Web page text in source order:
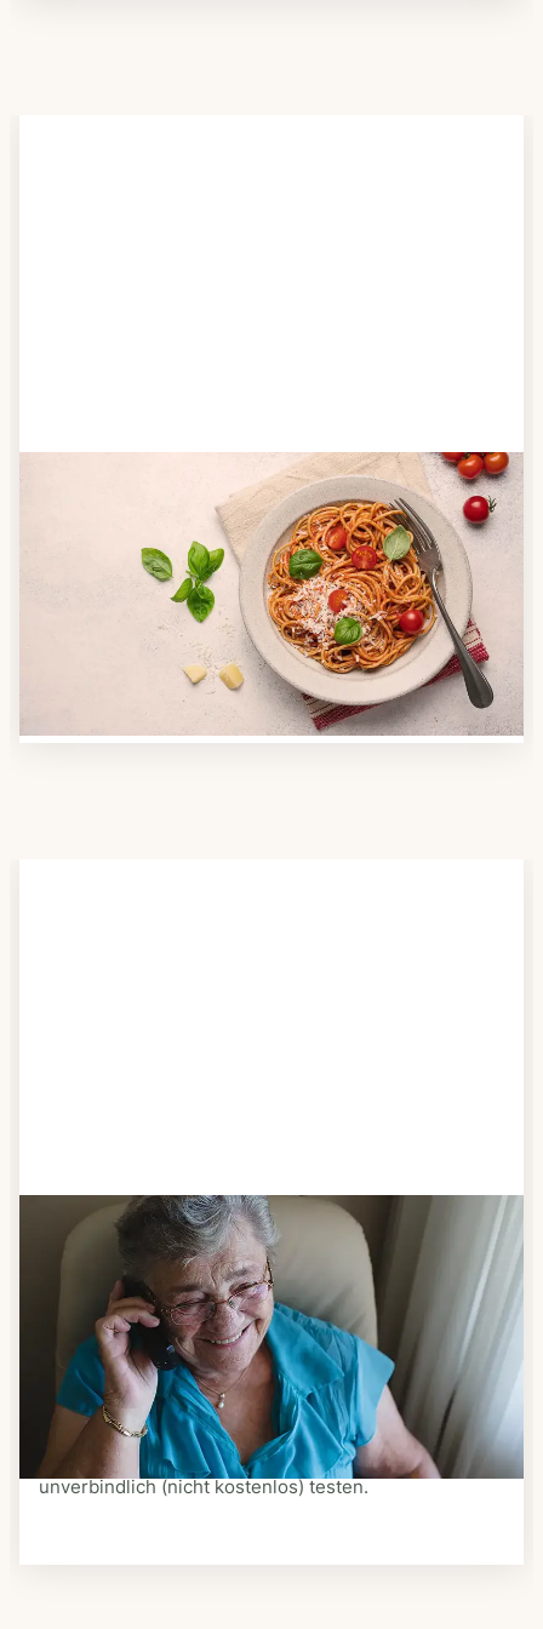
Anbieter finden
Nutzen Sie unsere große Mahlzeiten-Dienst-Suche,
um herauszufinden, welche Anbieter es in Ihrer
Region gibt und welcher am besten zu Ihnen passt.
Verschaffen Sie sich auch einen Überblick über die
Essen auf Rädern-Kosten.
Schritt 3
Bestellen & liefern lassen
Suchen Sie sich aus dem Speiseplan Ihres Anbieters
aus, was Ihnen schmeckt. Bestellen Sie telefonisch,
schriftlich oder im Online-Shop Ihres Anbieters.
Ein Kurier liefert Ihnen das bestellte Essen zum
vereinbarten Zeitpunkt nach Hause. Bei vielen
Anbietern können Sie Essen auf Rädern auch
unverbindlich (nicht kostenlos) testen.